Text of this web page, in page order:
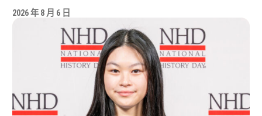
2026 年 8 月 6 日